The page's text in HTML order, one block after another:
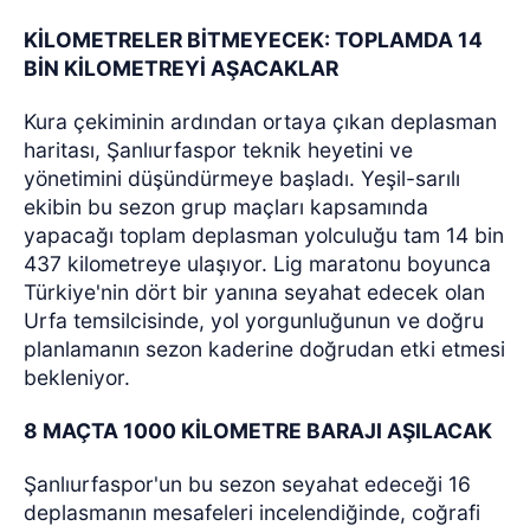
KİLOMETRELER BİTMEYECEK: TOPLAMDA 14
BİN KİLOMETREYİ AŞACAKLAR
Kura çekiminin ardından ortaya çıkan deplasman
haritası, Şanlıurfaspor teknik heyetini ve
yönetimini düşündürmeye başladı. Yeşil-sarılı
ekibin bu sezon grup maçları kapsamında
yapacağı toplam deplasman yolculuğu tam 14 bin
437 kilometreye ulaşıyor. Lig maratonu boyunca
Türkiye'nin dört bir yanına seyahat edecek olan
Urfa temsilcisinde, yol yorgunluğunun ve doğru
planlamanın sezon kaderine doğrudan etki etmesi
bekleniyor.
8 MAÇTA 1000 KİLOMETRE BARAJI AŞILACAK
Şanlıurfaspor'un bu sezon seyahat edeceği 16
deplasmanın mesafeleri incelendiğinde, coğrafi